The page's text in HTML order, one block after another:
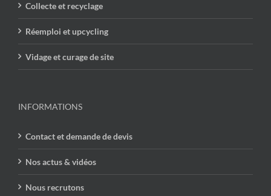
Collecte et recyclage
Réemploi et upcycling
Vidage et curage de site
INFORMATIONS
Contact et demande de devis
Nos actus & vidéos
Nous recrutons